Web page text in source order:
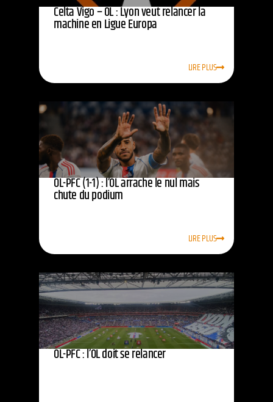
Celta Vigo – OL : Lyon veut relancer la
machine en Ligue Europa
LIRE PLUS
OL-PFC (1-1) : l’OL arrache le nul mais
chute du podium
LIRE PLUS
OL-PFC : l’OL doit se relancer